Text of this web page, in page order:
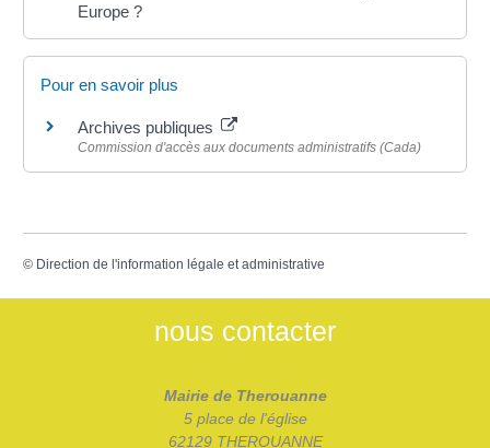
Europe ?
Pour en savoir plus
Archives publiques
Commission d'accès aux documents administratifs (Cada)
© Direction de l'information légale et administrative
nous contacter
Mairie de Therouanne
5 place de l'église
62129 THEROUANNE